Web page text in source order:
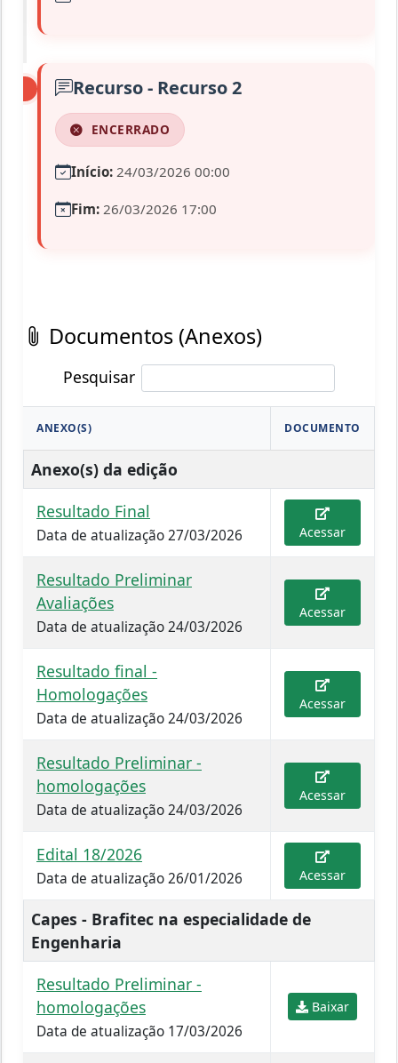
Recurso - Recurso 2
ENCERRADO
Início: 24/03/2026 00:00
Fim: 26/03/2026 17:00
Documentos (Anexos)
Pesquisar
ANEXO(S) DOCUMENTO
Anexo(s) da edição
Resultado Final
Data de atualização 27/03/2026 Acessar
Resultado Preliminar
Avaliações
Data de atualização 24/03/2026
Acessar
Resultado final -
Homologações
Data de atualização 24/03/2026
Acessar
Resultado Preliminar -
homologações
Data de atualização 24/03/2026
Acessar
Edital 18/2026
Data de atualização 26/01/2026 Acessar
Capes - Brafitec na especialidade de
Engenharia
Resultado Preliminar -
homologações
Data de atualização 17/03/2026
Baixar